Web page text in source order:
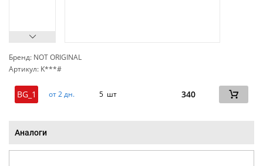
Бренд: NOT ORIGINAL
Артикул: K***#
BG_1 от 2 дн. 5 шт 340
Аналоги